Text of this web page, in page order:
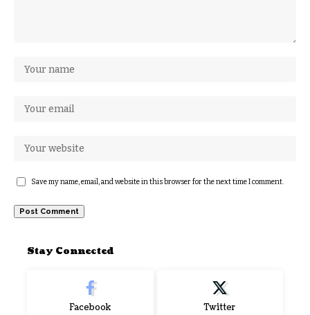
Save my name, email, and website in this browser for the next time I comment.
Stay Connected
Facebook Twitter